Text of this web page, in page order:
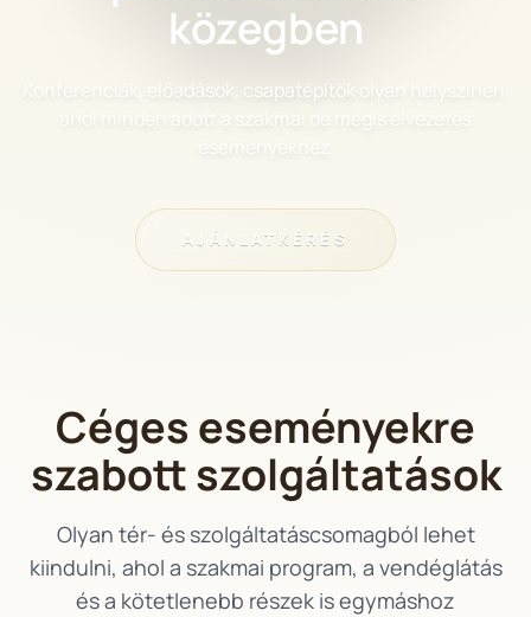
közegben
Konferenciák, előadások, csapatépítők olyan helyszínen,
ahol minden adott a szakmai de mégis élvezetes
eseményekhez.
AJÁNLATKÉRÉS
Céges eseményekre
szabott szolgáltatások
Olyan tér- és szolgáltatáscsomagból lehet
kiindulni, ahol a szakmai program, a vendéglátás
és a kötetlenebb részek is egymáshoz